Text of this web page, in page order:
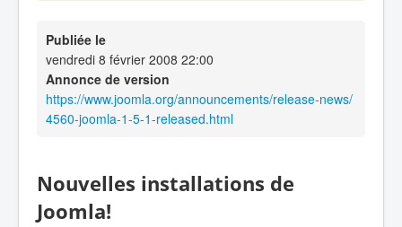
Publiée le
vendredi 8 février 2008 22:00
Annonce de version
https://www.joomla.org/announcements/release-news/
4560-joomla-1-5-1-released.html
Nouvelles installations de
Joomla!